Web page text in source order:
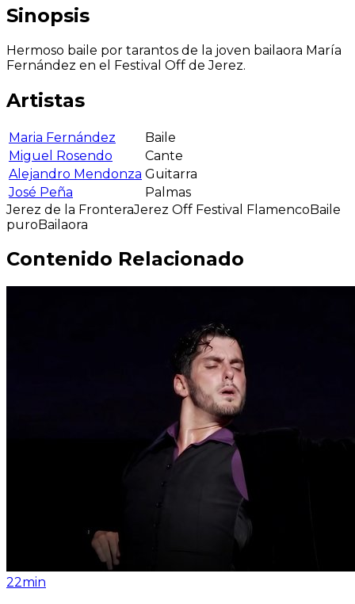
Sinopsis
Hermoso baile por tarantos de la joven bailaora María
Fernández en el Festival Off de Jerez.
Artistas
Maria Fernández
Baile
Miguel Rosendo
Cante
Alejandro Mendonza Guitarra
José Peña
Palmas
Jerez de la FronteraJerez Off Festival FlamencoBaile
puroBailaora
Contenido Relacionado
22min